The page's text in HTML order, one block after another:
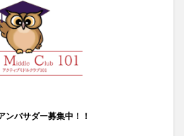
ンバサダー募集中！！